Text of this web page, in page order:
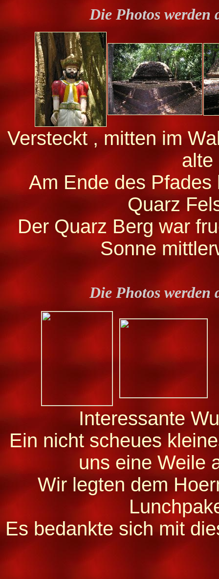
Die Photos
Versteckt , mitten im
alte
Am Ende des
Quarz
Der Quarz Berg war
Sonne
Die Photos
Interessante
Ein nicht scheues
uns eine Weile
Wir legten dem
Es bedankte sich mit